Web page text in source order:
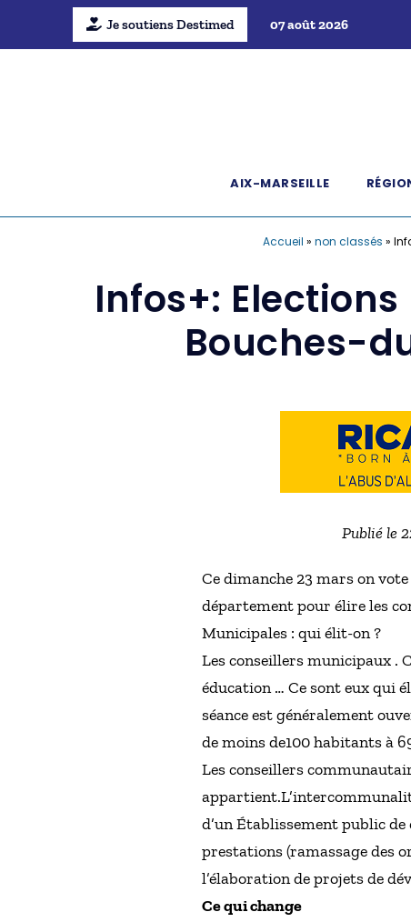
Je soutiens Destimed 07 août 2026
AIX-MARSEILLE
Accueil » non classés »
Infos+:
Bouches-
Publié le
Ce dimanche 23 mars on
département pour élire les
Municipales : qui élit-on ?
Les conseillers municipaux .
éducation … Ce sont eux qui
séance est généralement
de moins de100 habitants à
Les conseillers
d’un Établissement public
prestations (ramassage des
l’élaboration de projets de
Ce qui change